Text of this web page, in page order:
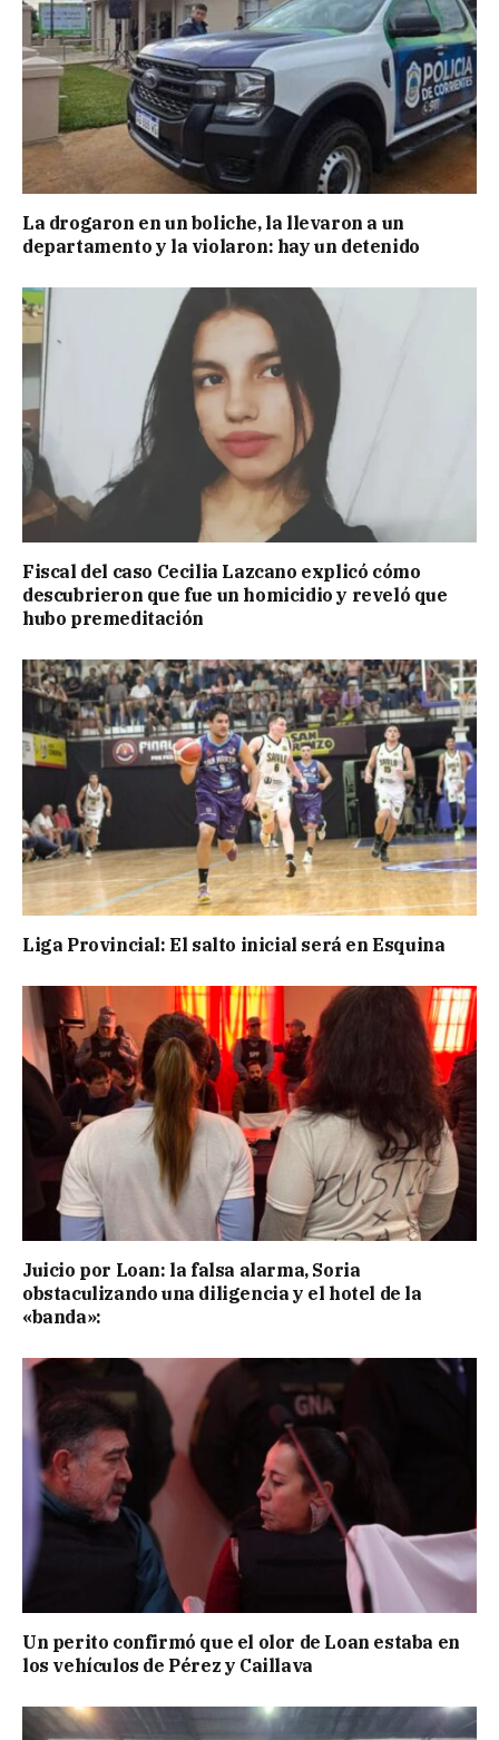
La drogaron en un boliche, la llevaron a un
departamento y la violaron: hay un detenido
Fiscal del caso Cecilia Lazcano explicó cómo
descubrieron que fue un homicidio y reveló que
hubo premeditación
Liga Provincial: El salto inicial será en Esquina
Juicio por Loan: la falsa alarma, Soria
obstaculizando una diligencia y el hotel de la
«banda»:
Un perito confirmó que el olor de Loan estaba en
los vehículos de Pérez y Caillava